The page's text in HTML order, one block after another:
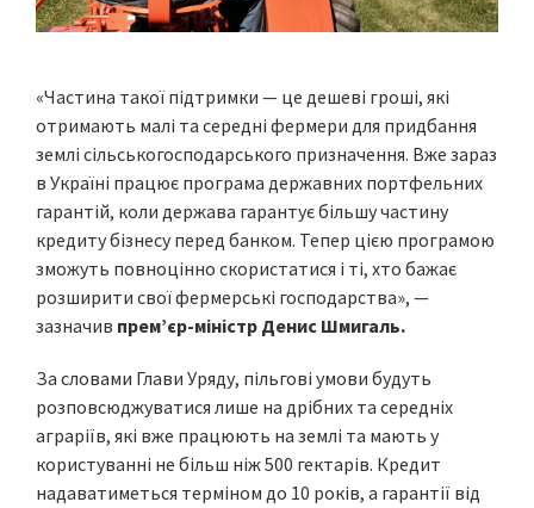
«Частина такої підтримки — це дешеві гроші, які
отримають малі та середні фермери для придбання
землі сільськогосподарського призначення. Вже зараз
в Україні працює програма державних портфельних
гарантій, коли держава гарантує більшу частину
кредиту бізнесу перед банком. Тепер цією програмою
зможуть повноцінно скористатися і ті, хто бажає
розширити свої фермерські господарства», —
зазначив прем’єр-міністр Денис Шмигаль.
За словами Глави Уряду, пільгові умови будуть
розповсюджуватися лише на дрібних та середніх
аграріїв, які вже працюють на землі та мають у
користуванні не більш ніж 500 гектарів. Кредит
надаватиметься терміном до 10 років, а гарантії від